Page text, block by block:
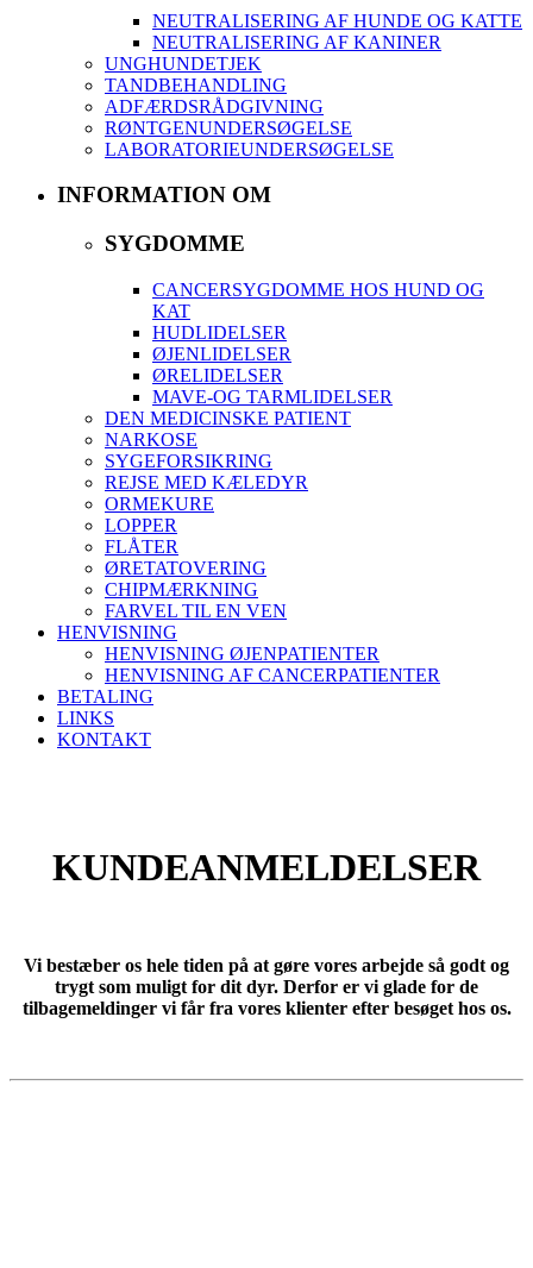
NEUTRALISERING AF HUNDE OG KATTE
NEUTRALISERING AF KANINER
UNGHUNDETJEK
TANDBEHANDLING
ADFÆRDSRÅDGIVNING
RØNTGENUNDERSØGELSE
LABORATORIEUNDERSØGELSE
INFORMATION OM
SYGDOMME
CANCERSYGDOMME HOS HUND OG
KAT
HUDLIDELSER
ØJENLIDELSER
ØRELIDELSER
MAVE-OG TARMLIDELSER
DEN MEDICINSKE PATIENT
NARKOSE
SYGEFORSIKRING
REJSE MED KÆLEDYR
ORMEKURE
LOPPER
FLÅTER
ØRETATOVERING
CHIPMÆRKNING
FARVEL TIL EN VEN
HENVISNING
HENVISNING ØJENPATIENTER
HENVISNING AF CANCERPATIENTER
BETALING
LINKS
KONTAKT
KUNDEANMELDELSER
Vi bestæber os hele tiden på at gøre vores arbejde så godt og
trygt som muligt for dit dyr. Derfor er vi glade for de
tilbagemeldinger vi får fra vores klienter efter besøget hos os.